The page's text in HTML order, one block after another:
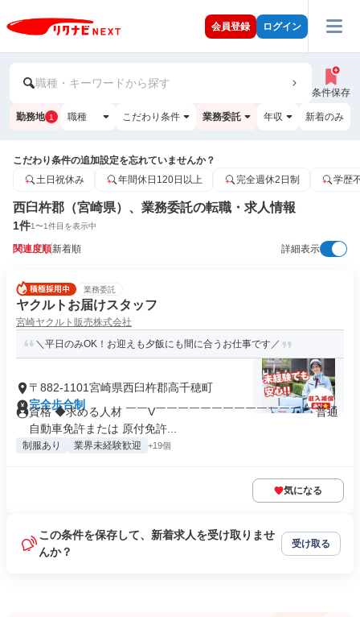
会員登録 ログイン
職種・キーワードから探す
条件保存
勤務地 1 職種 こだわり条件 業務委託 年収 新着のみ
こだわり条件の追加設定を忘れていませんか？
土日祝休み
年間休日120日以上 完全週休2日制 学歴
西臼杵郡（宮崎県）、業務委託の転職・求人情報
1件1〜1件目を表示中
関連度順新着順 詳細表示
業務委託
ヤクルトお届けスタッフ
宮崎ヤクルト販売株式会社
＼平日のみOK！お迎えも夕飯にも間に合うお仕事です／
〒882-1101宮崎県西臼杵郡高千穂町
完全歩合制
資格 ◆求める人材 ￣￣V￣￣￣￣￣￣￣￣￣￣￣￣￣￣ 普通
自動車免許または 原付免許...
制服あり 業界未経験歓迎 +19個
気になる
この条件を保存して、新着求人を受け取りませ
んか？
受け取る